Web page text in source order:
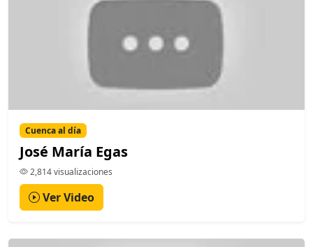
Cuenca al día
José María Egas
2,814 visualizaciones
Ver Video